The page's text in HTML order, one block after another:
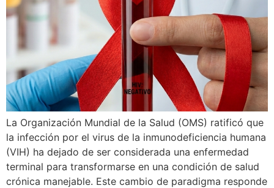
La Organización Mundial de la Salud (OMS) ratificó que
la infección por el virus de la inmunodeficiencia humana
(VIH) ha dejado de ser considerada una enfermedad
terminal para transformarse en una condición de salud
crónica manejable. Este cambio de paradigma responde